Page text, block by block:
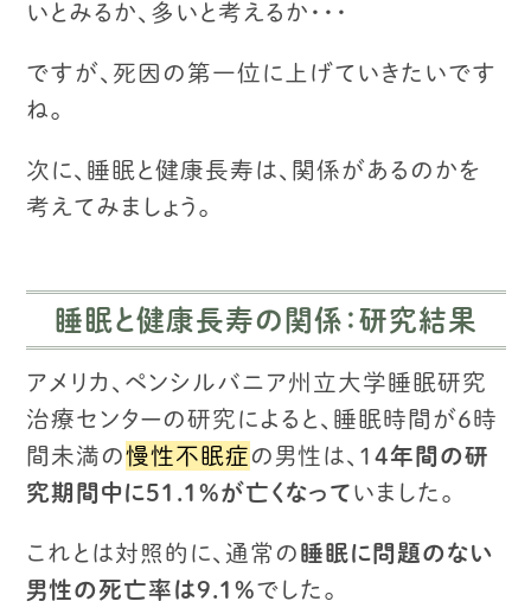
いとみるか、多いと考えるか・・・
ですが、死因の第一位に上げていきたいです
ね。
次に、睡眠と健康長寿は、関係があるのかを
考えてみましょう。
睡眠と健康長寿の関係：研究結果
アメリカ、ペンシルバニア州立大学睡眠研究
治療センターの研究によると、 睡眠時間が6時
間未満の慢性不眠症 の男性は、 14年間の研
究期間中に51.1%が亡くなって いました。
これとは対照的に、通常の 睡眠に問題のない
男性の死亡率は9.1%でした。